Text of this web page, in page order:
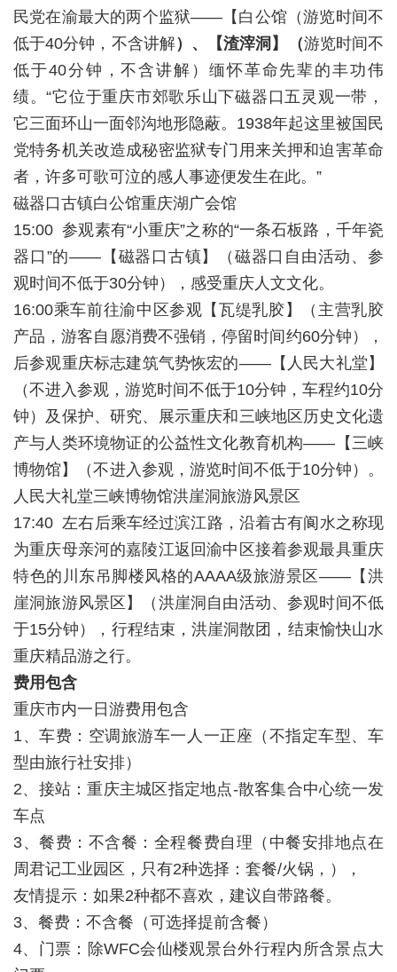
民党在渝最大的两个监狱――【白公馆（游览时间不
低于40分钟，不含讲解）、【渣滓洞】（游览时间不
低于40分钟，不含讲解）缅怀革命先辈的丰功伟
绩。“它位于重庆市郊歌乐山下磁器口五灵观一带，
它三面环山一面邻沟地形隐蔽。1938年起这里被国民
党特务机关改造成秘密监狱专门用来关押和迫害革命
者，许多可歌可泣的感人事迹便发生在此。”
磁器口古镇白公馆重庆湖广会馆
15:00 参观素有“小重庆”之称的“一条石板路，千年瓷
器口”的――【磁器口古镇】（磁器口自由活动、参
观时间不低于30分钟），感受重庆人文文化。
16:00乘车前往渝中区参观【瓦缇乳胶】（主营乳胶
产品，游客自愿消费不强销，停留时间约60分钟），
后参观重庆标志建筑气势恢宏的――【人民大礼堂】
（不进入参观，游览时间不低于10分钟，车程约10分
钟）及保护、研究、展示重庆和三峡地区历史文化遗
产与人类环境物证的公益性文化教育机构――【三峡
博物馆】（不进入参观，游览时间不低于10分钟）。
人民大礼堂三峡博物馆洪崖洞旅游风景区
17:40 左右后乘车经过滨江路，沿着古有阆水之称现
为重庆母亲河的嘉陵江返回渝中区接着参观最具重庆
特色的川东吊脚楼风格的AAAA级旅游景区――【洪
崖洞旅游风景区】（洪崖洞自由活动、参观时间不低
于15分钟），行程结束，洪崖洞散团，结束愉快山水
重庆精品游之行。
费用包含
重庆市内一日游费用包含
1、车费：空调旅游车一人一正座（不指定车型、车
型由旅行社安排）
2、接站：重庆主城区指定地点-散客集合中心统一发
车点
3、餐费：不含餐：全程餐费自理（中餐安排地点在
周君记工业园区，只有2种选择：套餐/火锅，），
友情提示：如果2种都不喜欢，建议自带路餐。
3、餐费：不含餐（可选择提前含餐）
4、门票：除WFC会仙楼观景台外行程内所含景点大